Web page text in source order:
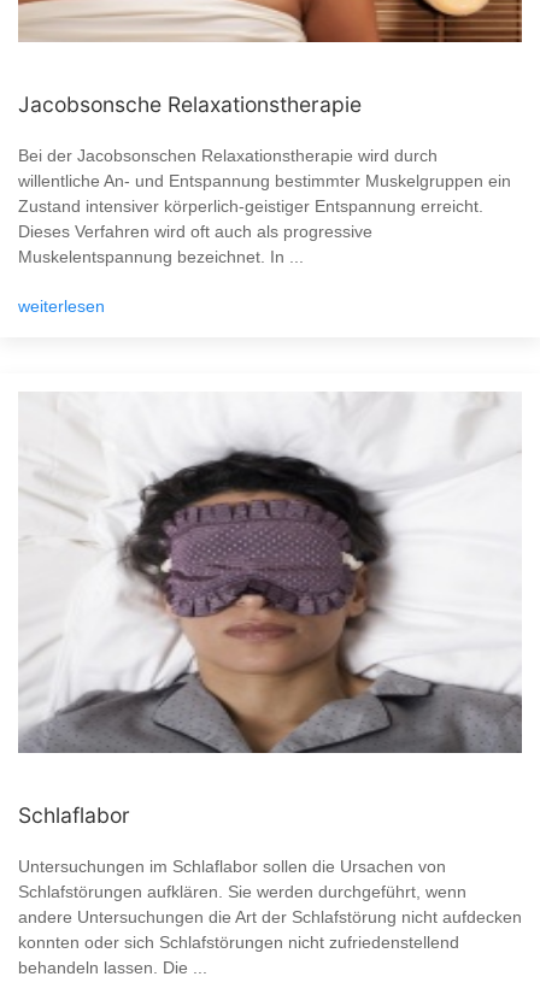
Jacobsonsche Relaxationstherapie
Bei der Jacobsonschen Relaxationstherapie wird durch
willentliche An- und Entspannung bestimmter Muskelgruppen ein
Zustand intensiver körperlich-geistiger Entspannung erreicht.
Dieses Verfahren wird oft auch als progressive
Muskelentspannung bezeichnet. In ...
weiterlesen
Schlaflabor
Untersuchungen im Schlaflabor sollen die Ursachen von
Schlafstörungen aufklären. Sie werden durchgeführt, wenn
andere Untersuchungen die Art der Schlafstörung nicht aufdecken
konnten oder sich Schlafstörungen nicht zufriedenstellend
behandeln lassen. Die ...